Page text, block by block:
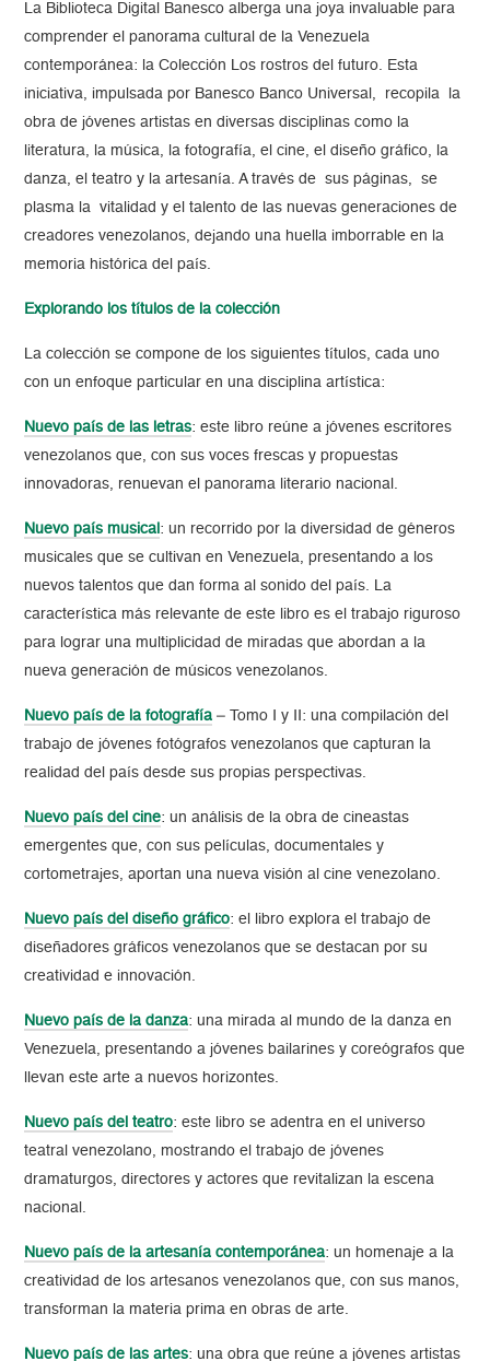
La Biblioteca Digital Banesco alberga una joya invaluable para
comprender el panorama cultural de la Venezuela
contemporánea: la Colección Los rostros del futuro. Esta
iniciativa, impulsada por Banesco Banco Universal, recopila la
obra de jóvenes artistas en diversas disciplinas como la
literatura, la música, la fotografía, el cine, el diseño gráfico, la
danza, el teatro y la artesanía. A través de sus páginas, se
plasma la vitalidad y el talento de las nuevas generaciones de
creadores venezolanos, dejando una huella imborrable en la
memoria histórica del país.
Explorando los títulos de la colección
La colección se compone de los siguientes títulos, cada uno
con un enfoque particular en una disciplina artística:
Nuevo país de las letras: este libro reúne a jóvenes escritores
venezolanos que, con sus voces frescas y propuestas
innovadoras, renuevan el panorama literario nacional.
Nuevo país musical : un recorrido por la diversidad de géneros
musicales que se cultivan en Venezuela, presentando a los
nuevos talentos que dan forma al sonido del país. La
característica más relevante de este libro es el trabajo riguroso
para lograr una multiplicidad de miradas que abordan a la
nueva generación de músicos venezolanos.
Nuevo país de la fotografía – Tomo I y II: una compilación del
trabajo de jóvenes fotógrafos venezolanos que capturan la
realidad del país desde sus propias perspectivas.
Nuevo país del cine: un análisis de la obra de cineastas
emergentes que, con sus películas, documentales y
cortometrajes, aportan una nueva visión al cine venezolano.
Nuevo país del diseño gráfico: el libro explora el trabajo de
diseñadores gráficos venezolanos que se destacan por su
creatividad e innovación.
Nuevo país de la danza: una mirada al mundo de la danza en
Venezuela, presentando a jóvenes bailarines y coreógrafos que
llevan este arte a nuevos horizontes.
Nuevo país del teatro: este libro se adentra en el universo
teatral venezolano, mostrando el trabajo de jóvenes
dramaturgos, directores y actores que revitalizan la escena
nacional.
Nuevo país de la artesanía contemporánea: un homenaje a la
creatividad de los artesanos venezolanos que, con sus manos,
transforman la materia prima en obras de arte.
Nuevo país de las artes: una obra que reúne a jóvenes artistas